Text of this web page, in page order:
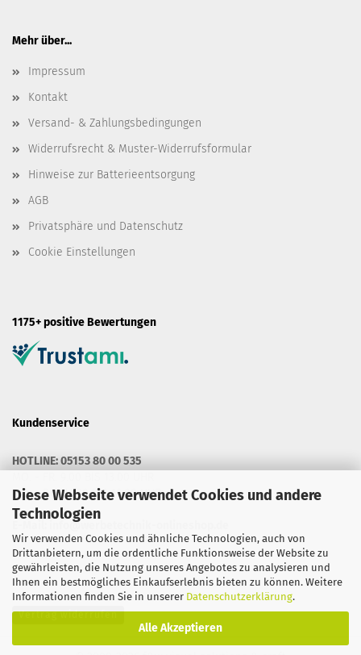
Diese Webseite verwendet Cookies und andere
Technologien
Wir verwenden Cookies und ähnliche Technologien, auch von
Drittanbietern, um die ordentliche Funktionsweise der Website zu
gewährleisten, die Nutzung unseres Angebotes zu analysieren und
Ihnen ein bestmögliches Einkaufserlebnis bieten zu können. Weitere
Informationen finden Sie in unserer Datenschutzerklärung.
Alle Akzeptieren
Mehr über...
Impressum
Kontakt
Versand- & Zahlungsbedingungen
Widerrufsrecht & Muster-Widerrufsformular
Hinweise zur Batterieentsorgung
AGB
Privatsphäre und Datenschutz
Cookie Einstellungen
1175+ positive Bewertungen
Kundenservice
HOTLINE: 05153 80 00 535
MO. - DO. 14.30 BIS 16.00 UHR
info@werbetechnik-onlineshop.de
Vertrag widerrufen